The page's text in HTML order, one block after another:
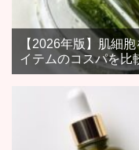
【2026年版】肌細
イテムのコスパを比